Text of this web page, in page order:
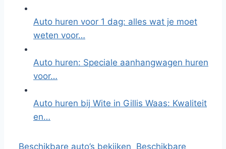
Auto huren voor 1 dag: alles wat je moet
weten voor…
Auto huren: Speciale aanhangwagen huren
voor…
Auto huren bij Wite in Gillis Waas: Kwaliteit
en…
Beschikbare auto’s bekijken Beschikbare